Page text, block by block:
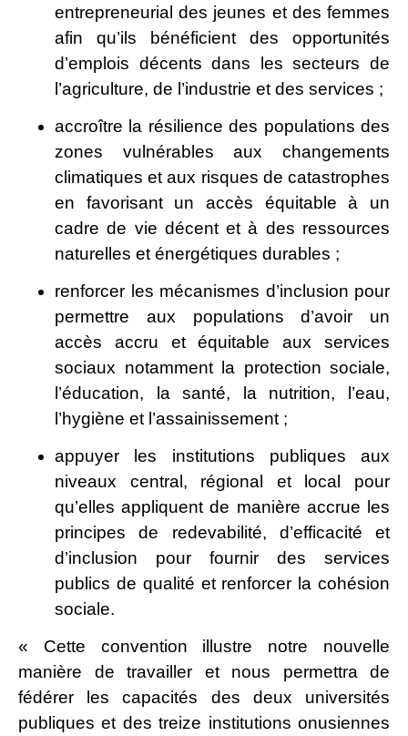
entrepreneurial des jeunes et des femmes
afin qu’ils bénéficient des opportunités
d’emplois décents dans les secteurs de
l’agriculture, de l’industrie et des services ;
accroître la résilience des populations des
zones vulnérables aux changements
climatiques et aux risques de catastrophes
en favorisant un accès équitable à un
cadre de vie décent et à des ressources
naturelles et énergétiques durables ;
renforcer les mécanismes d’inclusion pour
permettre aux populations d’avoir un
accès accru et équitable aux services
sociaux notamment la protection sociale,
l’éducation, la santé, la nutrition, l’eau,
l’hygiène et l’assainissement ;
appuyer les institutions publiques aux
niveaux central, régional et local pour
qu’elles appliquent de manière accrue les
principes de redevabilité, d’efficacité et
d’inclusion pour fournir des services
publics de qualité et renforcer la cohésion
sociale.
« Cette convention illustre notre nouvelle
manière de travailler et nous permettra de
fédérer les capacités des deux universités
publiques et des treize institutions onusiennes